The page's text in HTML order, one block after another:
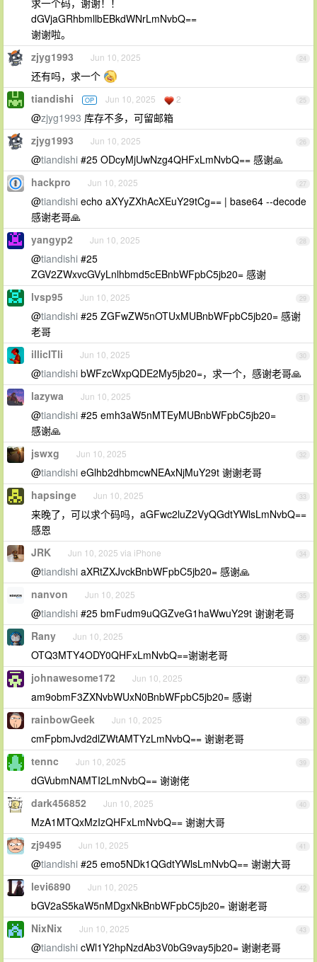
求一个码，谢谢！！
dGVjaGRhbmllbEBkdWNrLmNvbQ==
谢谢啦。
24
zjyg1993 Jun 10, 2025
还有吗，求一个
25
tiandishi OP Jun 10, 2025 2
@zjyg1993 库存不多，可留邮箱
26
zjyg1993 Jun 10, 2025
@tiandishi #25 ODcyMjUwNzg4QHFxLmNvbQ== 感谢🙏
27
hackpro Jun 10, 2025
@tiandishi echo aXYyZXhAcXEuY29tCg== | base64 --decode
感谢老哥🙏
28
yangyp2 Jun 10, 2025
@tiandishi #25
ZGV2ZWxvcGVyLnlhbmd5cEBnbWFpbC5jb20= 感谢
29
lvsp95 Jun 10, 2025
@tiandishi #25 ZGFwZW5nOTUxMUBnbWFpbC5jb20= 感谢
老哥
30
illicITli Jun 10, 2025
@tiandishi bWFzcWxpQDE2My5jb20=，求一个，感谢老哥🙏
31
lazywa Jun 10, 2025
@tiandishi #25 emh3aW5nMTEyMUBnbWFpbC5jb20=
感谢🙏
32
jswxg Jun 10, 2025
@tiandishi eGlhb2dhbmcwNEAxNjMuY29t 谢谢老哥
33
hapsinge Jun 10, 2025
来晚了，可以求个码吗，aGFwc2luZ2VyQGdtYWlsLmNvbQ==
感恩
34
JRK Jun 10, 2025 via iPhone
@tiandishi aXRtZXJvckBnbWFpbC5jb20= 感谢🙏
35
nanvon Jun 10, 2025
@tiandishi #25 bmFudm9uQGZveG1haWwuY29t 谢谢老哥
36
Rany Jun 10, 2025
OTQ3MTY4ODY0QHFxLmNvbQ==谢谢老哥
37
johnawesome172 Jun 10, 2025
am9obmF3ZXNvbWUxN0BnbWFpbC5jb20= 感谢
38
rainbowGeek Jun 10, 2025
cmFpbmJvd2dlZWtAMTYzLmNvbQ== 谢谢老哥
39
tennc Jun 10, 2025
dGVubmNAMTI2LmNvbQ== 谢谢佬
40
dark456852 Jun 10, 2025
MzA1MTQxMzIzQHFxLmNvbQ== 谢谢大哥
41
zj9495 Jun 10, 2025
@tiandishi #25 emo5NDk1QGdtYWlsLmNvbQ== 谢谢大哥
42
levi6890 Jun 10, 2025
bGV2aS5kaW5nMDgxNkBnbWFpbC5jb20= 谢谢老哥
43
NixNix Jun 10, 2025
@tiandishi cWl1Y2hpNzdAb3V0bG9vay5jb20= 谢谢老哥